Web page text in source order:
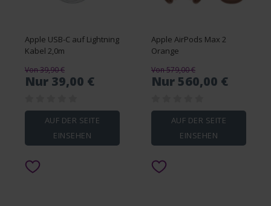
Apple USB-C auf Lightning
Kabel 2,0m
Von 39,90 €
Nur 39,00 €
AUF DER SEITE
EINSEHEN
Apple AirPods Max 2
Orange
Von 579,00 €
Nur 560,00 €
AUF DER SEITE
EINSEHEN